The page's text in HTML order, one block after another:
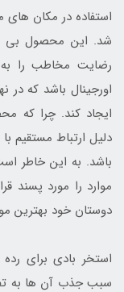
استفاده در مکان های
شد. این محصول بی
رضایت مخاطب را
اورجینال باشد که در
ایجاد کند. چرا که
دلیل ارتباط مستقیم
باشد. به این خاطر
موارد را مورد پسند
دوستان خود بهترین
استخر بادی برای
سبب جذب آن ها به